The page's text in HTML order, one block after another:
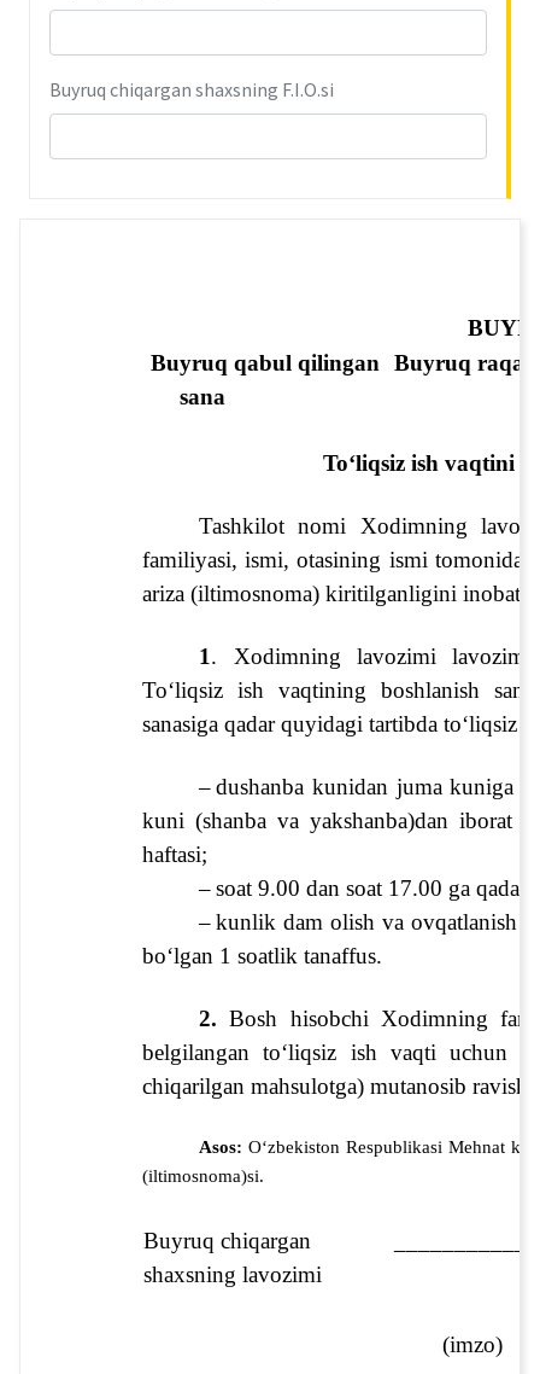
Buyruq chiqargan shaxsning F.I.O.si
Buyruq qabul qilingan
sana
Buyruq
To‘liqsiz ish vaqtini
Tashkilot nomi
Xodimning
familiyasi, ismi, otasining ismi tomonidan
ariza (iltimosnoma) kiritilganligini
1. Xodimning lavozimi
To‘liqsiz ish vaqtining boshlanish
sanasiga qadar quyidagi tartibda to‘liqsiz
–dushanba kunidan juma kuniga
kuni (shanba va yakshanba)dan iborat
haftasi;
–soat 9.00 dan soat 17.00 ga
–kunlik dam olish va ovqatlanish
bo‘lgan 1 soatlik tanaffus.
2. Bosh hisobchi Xodimning
belgilangan to‘liqsiz ish vaqti uchun
chiqarilgan mahsulotga) mutanosib
Asos: O‘zbekiston Respublikasi Mehnat
(iltimosnoma)si.
Buyruq chiqargan
shaxsning lavozimi
(imzo)